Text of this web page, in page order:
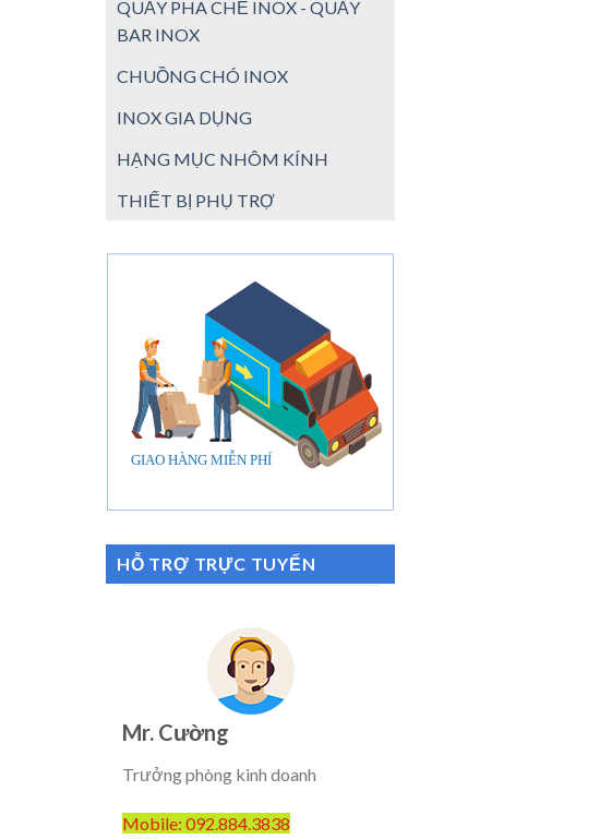
QUẦY PHA CHẾ INOX - QUẦY
BAR INOX
CHUỒNG CHÓ INOX
INOX GIA DỤNG
HẠNG MỤC NHÔM KÍNH
THIẾT BỊ PHỤ TRỢ
HỖ TRỢ TRỰC TUYẾN
Mr. Cường
Trưởng phòng kinh doanh
Mobile: 092.884.3838